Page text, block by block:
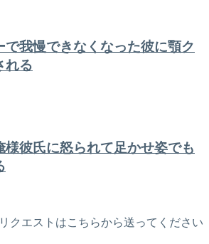
で我慢できなくなった彼に顎ク
れる
様彼氏に怒られて足かせ姿でも
クエストはこちらから送ってください